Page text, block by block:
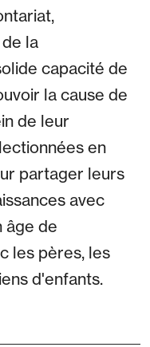
la
capacité de
la cause de
de leur
en
partager leurs
avec
âge de
les pères, les
d'enfants.